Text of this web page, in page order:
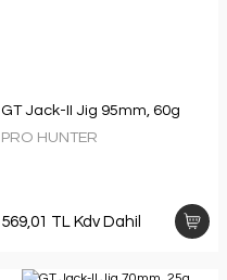
GT Jack-II Jig 95mm, 60g
PRO HUNTER
569,01 TL Kdv Dahil